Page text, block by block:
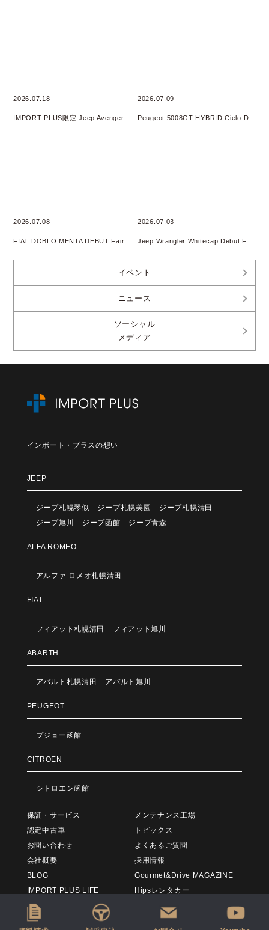
2026.07.18 2026.07.09
2026.07.08
FIAT DOBLO MENTA DEBUT Fair開催
2026.07.03
Jeep Wrangler Whitecap Debut Fair 開催
イベント
ニュース
ソーシャル
メディア
インポート・プラスの想い
JEEP
ジープ札幌琴似 ジープ札幌美園
ジープ札幌清田
ジープ旭川
ジープ函館 ジープ青森
ALFA ROMEO
アルファ ロメオ札幌清田
FIAT
フィアット札幌清田 フィアット旭川
ABARTH
アバルト札幌清田 アバルト旭川
PEUGEOT
プジョー函館
CITROEN
シトロエン函館
保証・サービス
メンテナンス工場
認定中古車
トピックス
お問い合わせ
よくあるご質問
会社概要
採用情報
BLOG
Gourmet&Drive MAGAZINE
IMPORT PLUS LIFE
Hipsレンタカー